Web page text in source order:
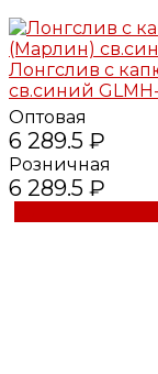
Лонгслив с
св.синий
Оптовая
6 289.5 ₽
Розничная
6 289.5 ₽